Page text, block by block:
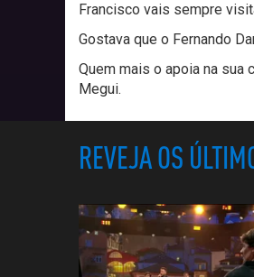
Francisco vais sempre
Gostava que o Fernando
Quem mais o apoia na sua
Megui.
REVEJA OS